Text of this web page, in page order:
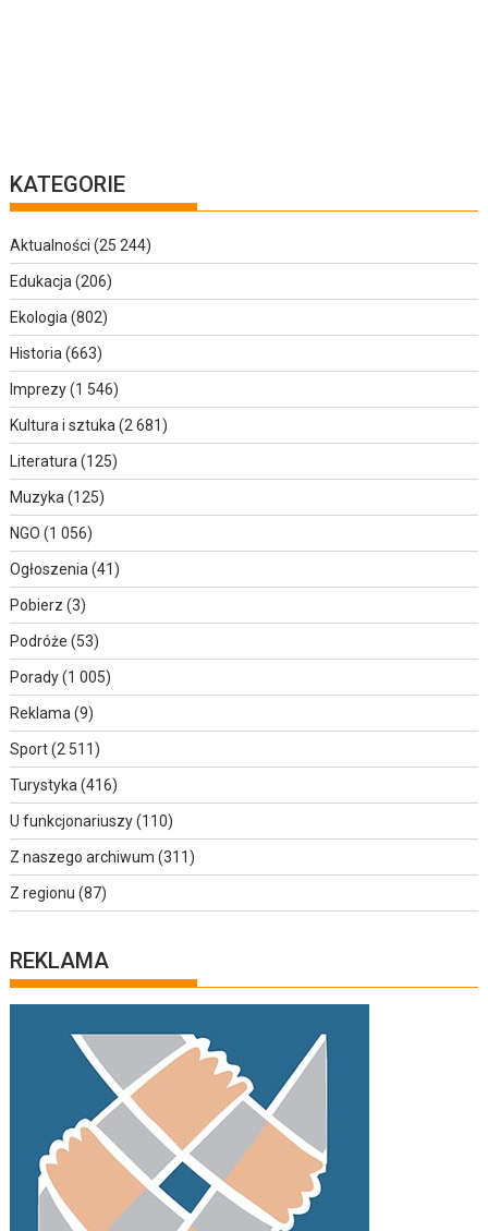
KATEGORIE
Aktualności (25 244)
Edukacja (206)
Ekologia (802)
Historia (663)
Imprezy(1 546)
Kultura i sztuka (2 681)
Literatura (125)
Muzyka (125)
NGO (1 056)
Ogłoszenia (41)
Pobierz (3)
Podróże (53)
Porady(1 005)
Reklama (9)
Sport(2 511)
Turystyka (416)
U funkcjonariuszy(110)
Z naszego archiwum (311)
Z regionu (87)
REKLAMA